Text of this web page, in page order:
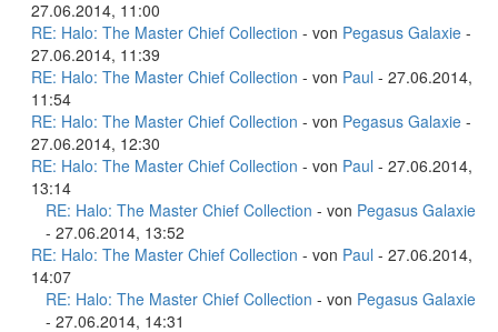
27.06.2014, 11:00
RE: Halo: The Master Chief Collection - von Pegasus Galaxie -
27.06.2014, 11:39
RE: Halo: The Master Chief Collection - von Paul - 27.06.2014,
11:54
RE: Halo: The Master Chief Collection - von Pegasus Galaxie -
27.06.2014, 12:30
RE: Halo: The Master Chief Collection - von Paul - 27.06.2014,
13:14
RE: Halo: The Master Chief Collection - von Pegasus Galaxie
- 27.06.2014, 13:52
RE: Halo: The Master Chief Collection - von Paul - 27.06.2014,
14:07
RE: Halo: The Master Chief Collection - von Pegasus Galaxie
- 27.06.2014, 14:31